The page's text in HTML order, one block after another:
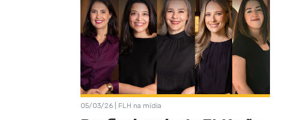
05/03/26 | FLH na mídia